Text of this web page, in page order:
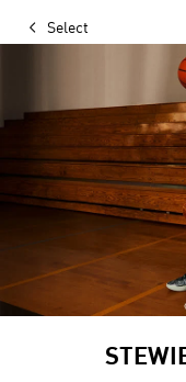
Select